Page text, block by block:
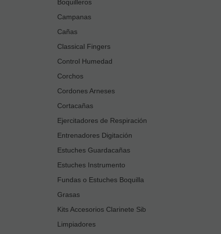
Boquilleros
Campanas
Cañas
Classical Fingers
Control Humedad
Corchos
Cordones Arneses
Cortacañas
Ejercitadores de Respiración
Entrenadores Digitación
Estuches Guardacañas
Estuches Instrumento
Fundas o Estuches Boquilla
Grasas
Kits Accesorios Clarinete Sib
Limpiadores